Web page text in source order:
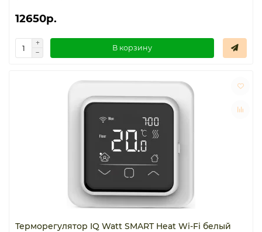
12650р.
В корзину
Терморегулятор IQ Watt SMART Heat Wi-Fi белый